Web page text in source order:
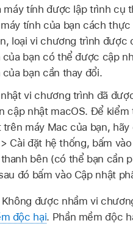
máy tính được lập trình cụ
tính của bạn cách
loại vi chương trình được
của bạn có thể được cập
của bạn cần thay đổi.
vi chương trình đã
cập nhật macOS. Để kiểm
trên máy Mac của bạn,
> Cài đặt hệ thống, bấm
bên (có thể bạn cần
đó bấm vào Cập nhật
Không được nhầm vi
độc hại. Phần mềm độc